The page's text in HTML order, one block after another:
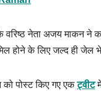
वरिष्ठ नेता अजय माकन ने
होने के लिए जल्द ही जेल
पोस्ट किए गए एकट्वीट